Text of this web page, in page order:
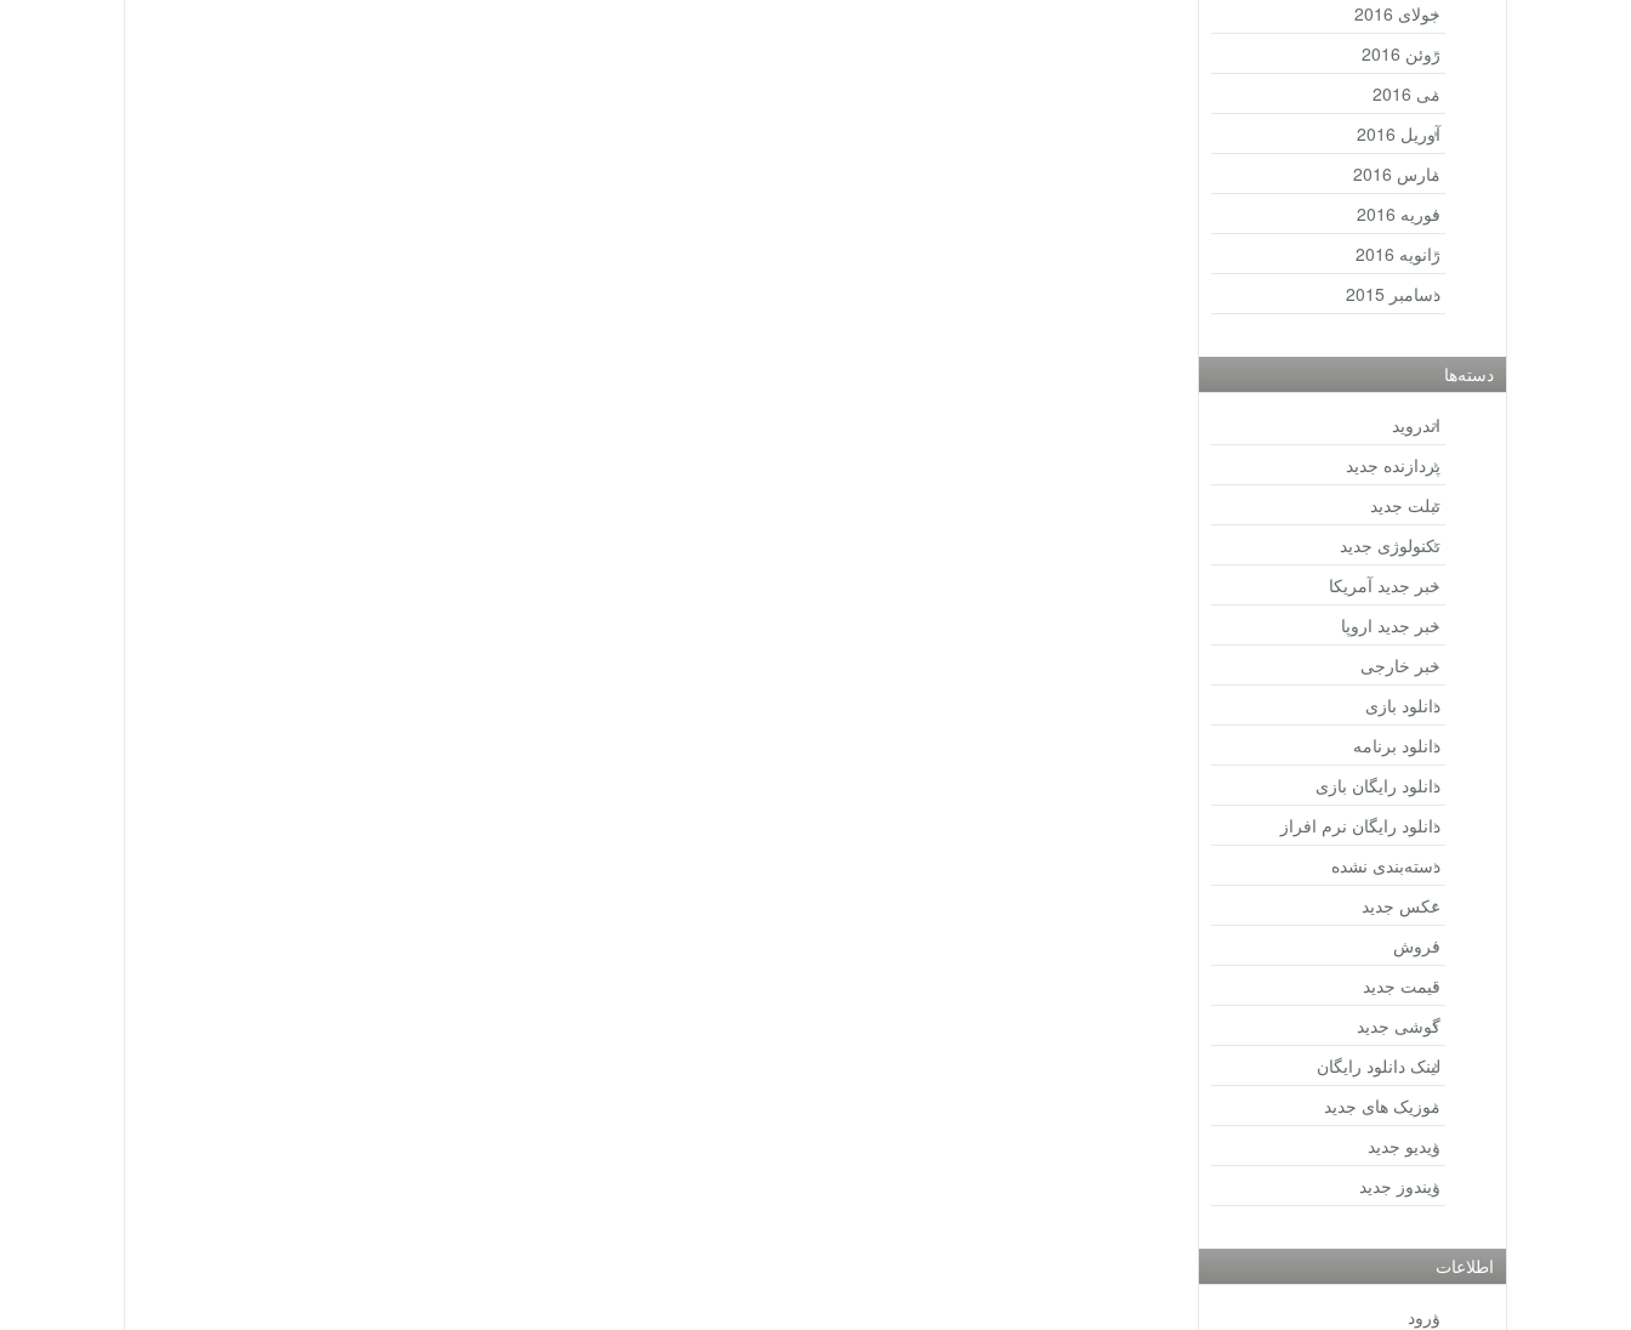
جولای 2016
ژوئن 2016
می 2016
آوریل 2016
مارس 2016
فوریه 2016
ژانویه 2016
دسامبر 2015
دسته‌ها
اندروید
پردازنده جدید
تبلت جدید
تکنولوژی جدید
خبر جدید آمریکا
خبر جدید اروپا
خبر خارجی
دانلود بازی
دانلود برنامه
دانلود رایگان بازی
دانلود رایگان نرم افراز
دسته‌بندی نشده
عکس جدید
فروش
قیمت جدید
گوشی جدید
لینک دانلود رایگان
موزیک های جدید
ویدیو جدید
ویندوز جدید
اطلاعات
ورود